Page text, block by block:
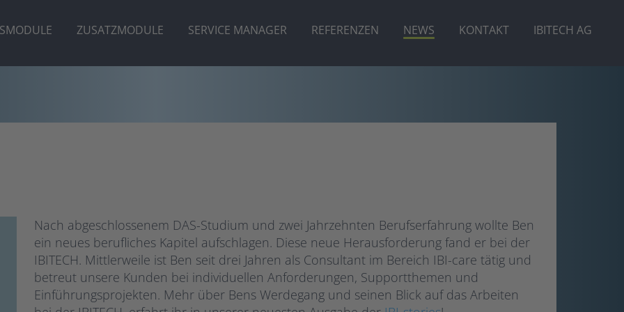
ZUSATZMODULE SERVICE MANAGER REFERENZEN NEWS KONTAKT IBITECH AG
Nach abgeschlossenem DAS-Studium und zwei Jahrzehnten Berufserfahrung wollte Ben
ein neues berufliches Kapitel aufschlagen. Diese neue Herausforderung fand er bei der
IBITECH. Mittlerweile ist Ben seit drei Jahren als Consultant im Bereich IBI-care tätig und
betreut unsere Kunden bei individuellen Anforderungen, Supportthemen und
Einführungsprojekten. Mehr über Bens Werdegang und seinen Blick auf das Arbeiten